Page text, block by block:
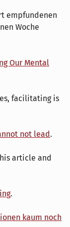
empfundenen
Woche
Our Mental
facilitating is
not lead .
article and
.
kaum noch